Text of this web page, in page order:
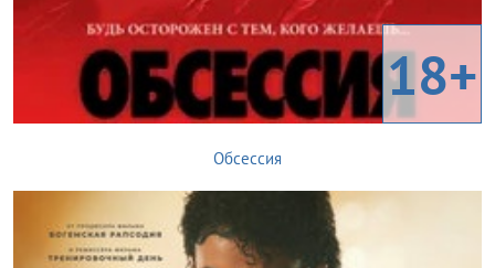
18+
Обсессия